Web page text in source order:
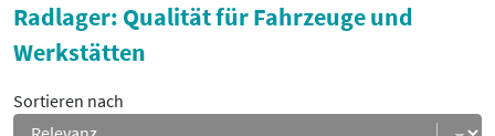
Radlager: Qualität für Fahrzeuge und
Werkstätten
Sortieren nach